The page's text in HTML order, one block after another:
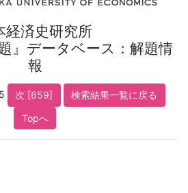
経済史研究所
』データベース：解題情
報
次 [659]
検索結果一覧に戻る
Topへ